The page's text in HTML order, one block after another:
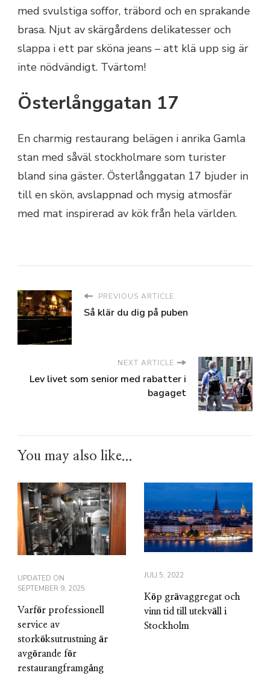
med svulstiga soffor, träbord och en sprakande
brasa. Njut av skärgårdens delikatesser och
slappa i ett par sköna jeans – att klä upp sig är
inte nödvändigt. Tvärtom!
Österlånggatan 17
En charmig restaurang belägen i anrika Gamla
stan med såväl stockholmare som turister
bland sina gäster. Österlånggatan 17 bjuder in
till en skön, avslappnad och mysig atmosfär
med mat inspirerad av kök från hela världen.
PREVIOUS ARTICLE
Så klär du dig på puben
NEXT ARTICLE
Lev livet som senior med rabatter i
bagaget
You may also like...
UPDATED ON
SEPTEMBER 9, 2025
Varför professionell
service av
storköksutrustning är
avgörande för
restaurangframgång
JULI 5, 2022
Köp grävaggregat och
vinn tid till utekväll i
Stockholm